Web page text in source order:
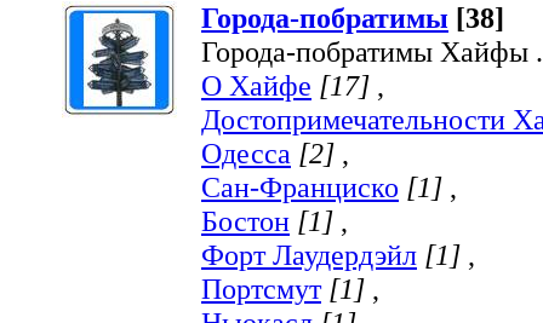
Города-побратимы [38]
Города-побратимы Хайфы .
О Хайфе [17] ,
Достопримечательности
Одесса [2] ,
Сан-Франциско [1] ,
Бостон [1] ,
Форт Лаудердэйл [1] ,
Портсмут [1] ,